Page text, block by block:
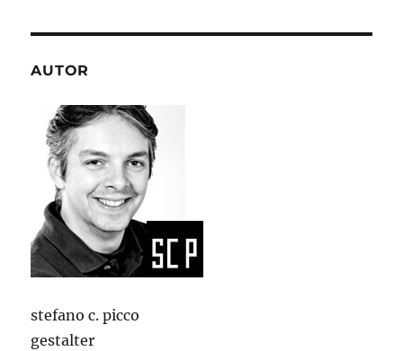
AUTOR
stefano c. picco
gestalter